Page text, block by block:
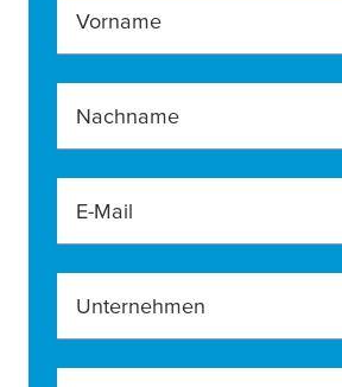
Vorname
Nachname
E-Mail
Unternehmen